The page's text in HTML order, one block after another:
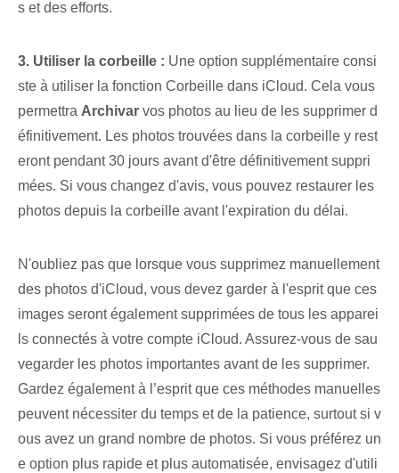
s et des efforts.
3. Utiliser la corbeille : Une option supplémentaire consi
ste à utiliser la fonction Corbeille dans iCloud. Cela vous
permettra Archivar vos photos au lieu de les supprimer d
éfinitivement. Les photos trouvées dans la corbeille y rest
eront pendant 30 jours avant d'être définitivement suppri
mées. Si vous changez d'avis, vous pouvez restaurer les
photos depuis la corbeille avant l'expiration du délai.
N'oubliez pas que lorsque vous supprimez manuellement
des photos d'iCloud, vous devez garder à l'esprit que ces
images seront également supprimées de tous les apparei
ls connectés à votre compte iCloud. Assurez-vous de sau
vegarder les photos importantes avant de les supprimer.
Gardez également à l’esprit que ces méthodes manuelles
peuvent nécessiter du temps et de la patience, surtout si v
ous avez un grand nombre de photos. Si vous préférez un
e option plus rapide et plus automatisée, envisagez d'utili